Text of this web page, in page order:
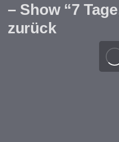
– Show “7
zurück